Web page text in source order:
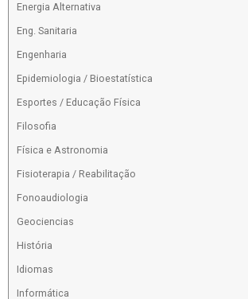
Energia Alternativa
Eng. Sanitaria
Engenharia
Epidemiologia / Bioestatística
Esportes / Educação Física
Filosofia
Física e Astronomia
Fisioterapia / Reabilitação
Fonoaudiologia
Geociencias
História
Idiomas
Informática